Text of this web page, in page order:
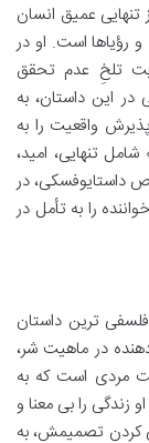
تنهایی عمیق انسان
و رؤیاها است. او در
تلخِ عدم تحقق
این داستان، به
واقعیت را به
تنهایی، امید،
داستایوفسکی، در
را به تأمل در
ترین و فلسفی ترین داستان
در ماهیت شر،
مردی است که به
زندگی را بی معنا و
کردن تصمیمش، به